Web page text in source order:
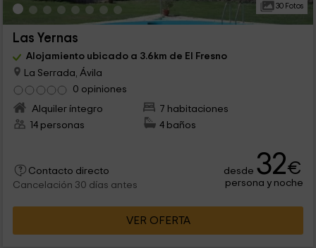
30 Fotos
Las Yernas
Alojamiento ubicado a 3.6km de El Fresno
La Serrada, Ávila
0 opiniones
Alquiler íntegro
7 habitaciones
14 personas
4 baños
Contacto directo
Cancelación 30 días antes
desde 32€
persona y noche
VER OFERTA